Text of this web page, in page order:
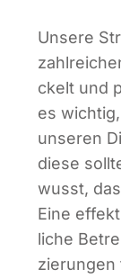
Unse­re
ckelt und
es
unse­ren
die­se
wusst,
Eine
li­che
zie­run­gen